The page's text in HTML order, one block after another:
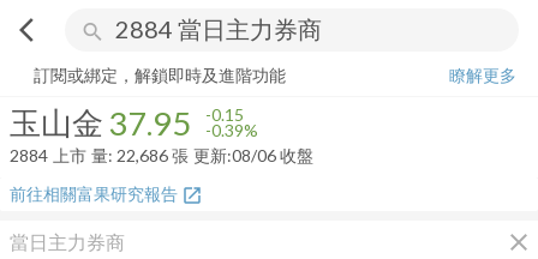
arrow_back_ios search
玉山金 37.95 -0.39%
訂閱或綁定，解鎖即時及進階功能
瞭解更多
玉山金 37.95 -0.15
-0.39%
2884 上市 量: 22,686張 更新:08/06 收盤
前往相關富果研究報告 open_in_new
當日主力券商 close